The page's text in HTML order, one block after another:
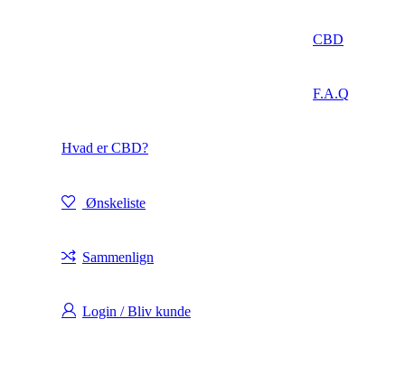
CBD
F.A.Q
Hvad er CBD?
Ønskeliste
Sammenlign
Login / Bliv kunde